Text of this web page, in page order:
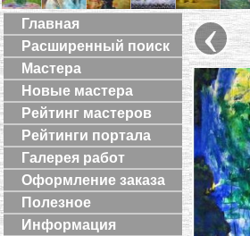
Главная
Расширенный поиск
Мастера
Новые мастера
Рейтинг мастеров
Рейтинги портала
Галерея работ
Оформление заказа
Полезное
Информация
‹